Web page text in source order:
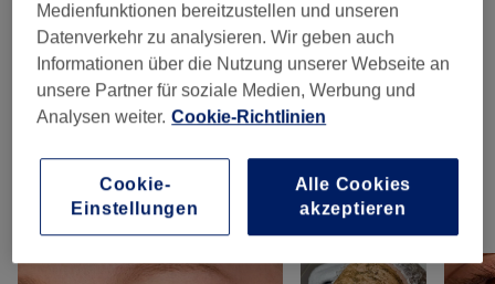
Permanent Make-Up (3)
Wimpernverlängerungen ( 1) 60 €
Unsere Arbeit
Bild anklicken für weitere Details
Medienfunktionen bereitzustellen und unseren
Datenverkehr zu analysieren. Wir geben auch
Informationen über die Nutzung unserer Webseite an
unsere Partner für soziale Medien, Werbung und
Analysen weiter. Cookie-Richtlinien
Cookie-
Einstellungen
Alle Cookies
akzeptieren